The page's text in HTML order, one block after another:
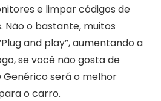
e limpar códigos de
Não o bastante, muitos
and play”, aumentando a
se você não gosta de
será o melhor
o carro.